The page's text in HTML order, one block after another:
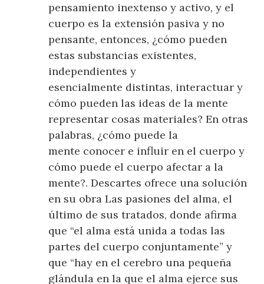
pensamiento inextenso y activo, y el
cuerpo es la extensión pasiva y no
pensante, entonces, ¿cómo pueden
estas substancias existentes,
independientes y
esencialmente distintas, interactuar y
cómo pueden las ideas de la mente
representar cosas materiales? En otras
palabras, ¿cómo puede la
mente conocer e influir en el cuerpo y
cómo puede el cuerpo afectar a la
mente?. Descartes ofrece una solución
en su obra Las pasiones del alma, el
último de sus tratados, donde afirma
que “el alma está unida a todas las
partes del cuerpo conjuntamente” y
que “hay en el cerebro una pequeña
glándula en la que el alma ejerce sus